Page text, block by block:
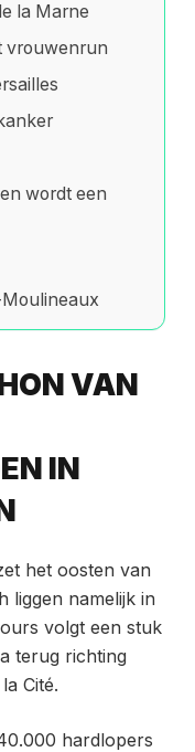
la Marne
vrouwenrun
wordt een
VAN
IN
het oosten van
liggen namelijk in
volgt een stuk
terug richting
Cité.
hardlopers